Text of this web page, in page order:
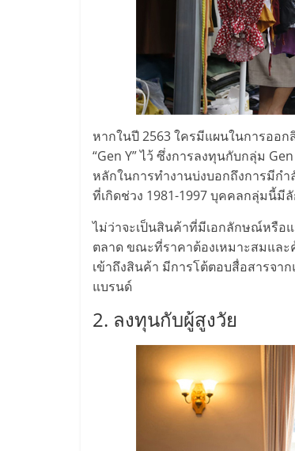
ลงทุน
น้อย
คืน
ทุน
ไว,
ที่
ปรึกษา
ลงทุน
หากในปี 2563 ใครมีแผนในการออ
“Gen Y” ไว้ ซึ่งการลงทุนกับกลุ่ม
หลักในการทำงานบ่งบอกถึงการมีก
ที่เกิดช่วง 1981-1997 บุคคลกลุ่มนี้
ไม่ว่าจะเป็นสินค้าที่มีเอกลักษณ์หรือ
ตลาด ขณะที่ราคาต้องเหมาะสมแล
เข้าถึงสินค้า มีการโต้ตอบสื่อสารจา
แบรนด์
2. ลงทุนกับผู้สูงวัย